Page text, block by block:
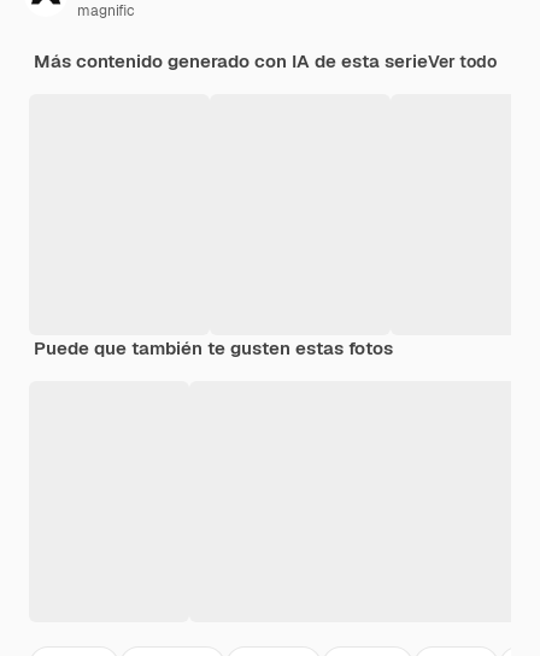
magnific
Más contenido generado con IA de esta serieVer todo
Puede que también te gusten estas fotos